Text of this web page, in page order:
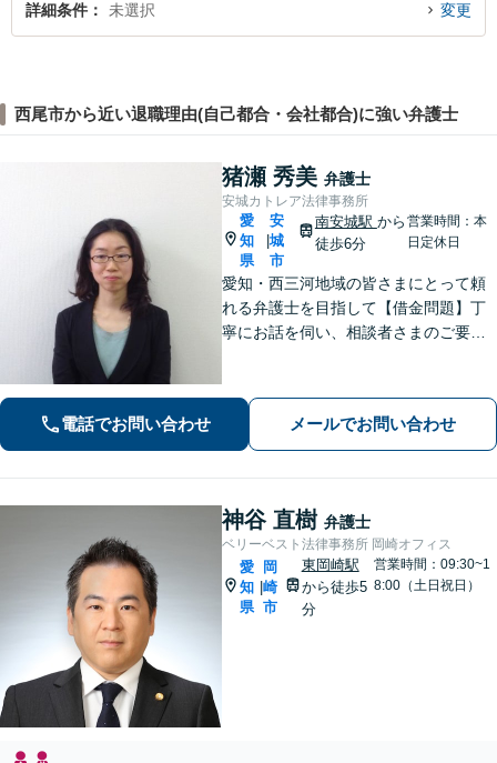
詳細条件 未選択 変更
西尾市から近い退職理由(自己都合・会社都合)に強い弁護士
猪瀬 秀美 弁護士
安城カトレア法律事務所
愛
知
県
|
安
城
市
南安城駅 から
徒歩6分
営業時間：本
日定休日
愛知・西三河地域の皆さまにとって頼
れる弁護士を目指して【借金問題】丁
寧にお話を伺い、相談者さまのご要望
な配慮のある解決策をご提案します
【お子さま連れのご相談可】
電話でお問い合わせ メールでお問い合わせ
神谷 直樹 弁護士
ベリーベスト法律事務所 岡崎オフィス
愛
知
県
|
岡
崎
市
東岡崎駅
から徒歩5
分
営業時間：09:30~1
8:00（土日祝日）